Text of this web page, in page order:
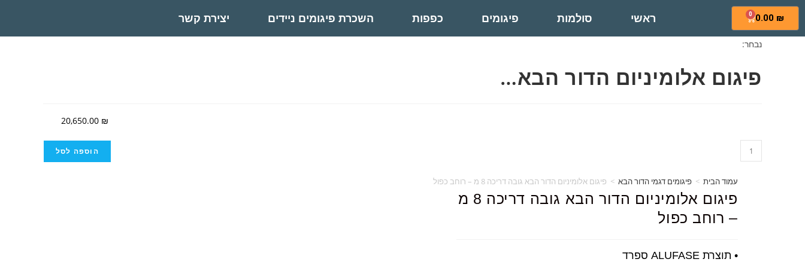
0.00 ₪
0 ראשי סולמות פיגומים כפפות השכרת פיגומים ניידים יצירת קשר
נבחר:
פיגום אלומיניום הדור הבא…
20,650.00 ₪
הוספה לסל
עמוד הבית > פיגומים דגמי הדור הבא > פיגום אלומיניום הדור הבא גובה דריכה 8 מ – רוחב כפול
פיגום אלומיניום הדור הבא גובה דריכה 8 מ
– רוחב כפול
• תוצרת ALUFASE ספרד